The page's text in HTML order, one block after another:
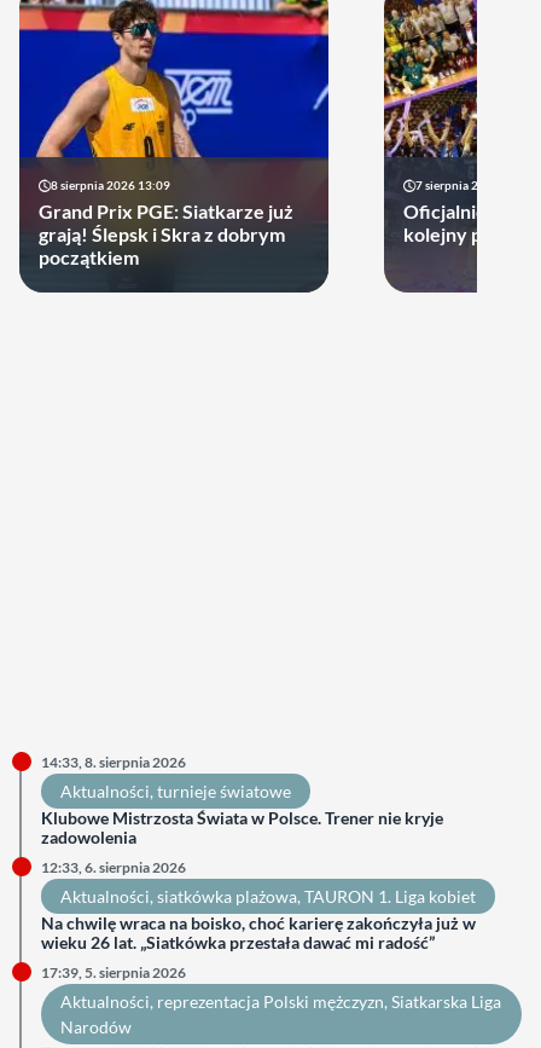
8 sierpnia 2026 13:09
Grand Prix PGE: Siatkarze już
grają! Ślepsk i Skra z dobrym
początkiem
7 sierpnia 2026 14:18
Oficjalnie!
kolejny
14:33, 8. sierpnia 2026
Aktualności, turnieje światowe
Klubowe Mistrzosta Świata w Polsce. Trener nie kryje
zadowolenia
12:33, 6. sierpnia 2026
Aktualności, siatkówka plażowa, TAURON 1. Liga kobiet
Na chwilę wraca na boisko, choć karierę zakończyła już w
wieku 26 lat. „Siatkówka przestała dawać mi radość”
17:39, 5. sierpnia 2026
Aktualności, reprezentacja Polski mężczyzn, Siatkarska Liga
Narodów